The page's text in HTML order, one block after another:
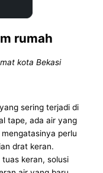
rumah
kota Bekasi
sering terjadi di
tape, ada air yang
perlu
drat keran.
keran, solusi